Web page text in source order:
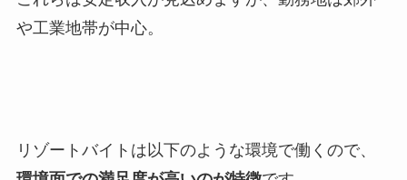
や工業地帯が中心。
リゾートバイトは以下のような環境で働くので、